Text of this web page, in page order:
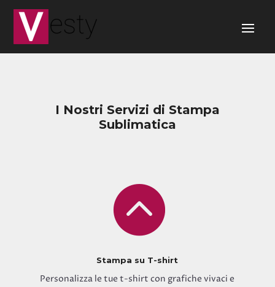
I Nostri Servizi di Stampa
Sublimatica

Stampa su T-shirt
Personalizza le tue t-shirt con grafiche vivaci e